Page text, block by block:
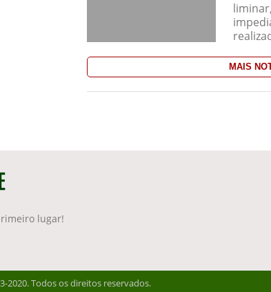
MAIS
lugar!
2020. Todos os direitos reservados.